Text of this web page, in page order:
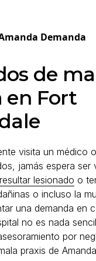
Demanda
de
en Fort
visita un médico
jamás espera ser
resultar lesionado o
o incluso la
una demanda en
no es nada
por
praxis de